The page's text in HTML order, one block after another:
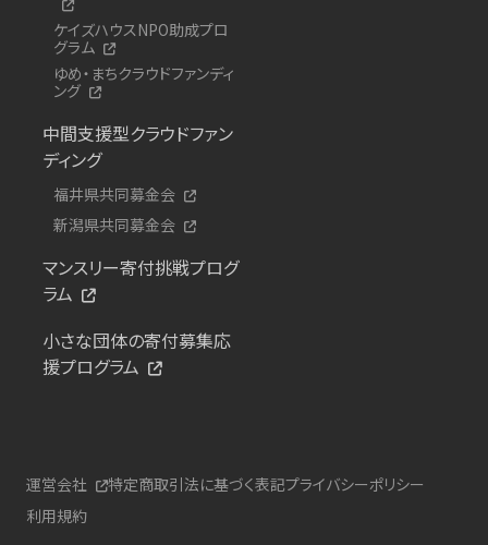
ケイズハウスNPO助成プロ
グラム
ゆめ・まちクラウドファンディ
ング
中間支援型クラウドファン
ディング
福井県共同募金会
新潟県共同募金会
マンスリー寄付挑戦プログ
ラム
小さな団体の寄付募集応
援プログラム
運営会社 特定商取引法に基づく表記プライバシーポリシー
利用規約